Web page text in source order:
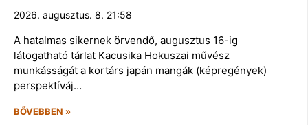
2026. augusztus. 8. 21:58
A hatalmas sikernek örvendő, augusztus 16-ig
látogatható tárlat Kacusika Hokuszai művész
munkásságát a kortárs japán mangák (képregények)
perspektíváj…
BŐVEBBEN »